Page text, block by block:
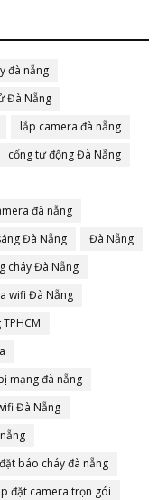
đà nẵng
Đà Nẵng
lắp camera đà nẵng
cổng tự động Đà Nẵng
đà nẵng
Đà Nẵng
Đà Nẵng
cháy Đà Nẵng
wifi Đà Nẵng
mạng đà nẵng
Đà Nẵng
báo cháy đà nẵng
đặt camera trọn gói